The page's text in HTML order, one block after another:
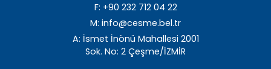
F: +90 232 712 04 22
M: info@cesme.bel.tr
A: İsmet İnönü Mahallesi 2001
Sok. No: 2 Çeşme/İZMİR